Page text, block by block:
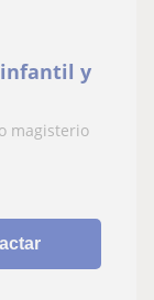
infantil y
magisterio